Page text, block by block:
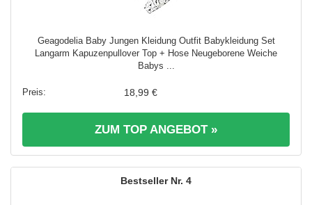
Geagodelia Baby Jungen Kleidung Outfit Babykleidung Set
Langarm Kapuzenpullover Top + Hose Neugeborene Weiche
Babys ...
18,99 €
ZUM TOP ANGEBOT »
4